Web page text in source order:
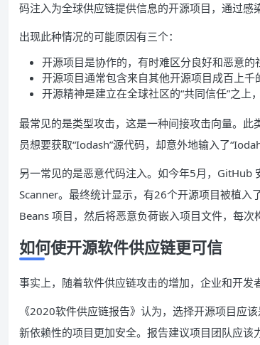
码注入为全球供应链提供信息的开源项目，通过感染
出现此种情况的可能原因有三个：
开源项目是协作的，有时难区分良好和恶意的
开源项目通常包含来自其他开源项目成百上千
开源精神是建立在全球社区的“共同信任”之上
最常见的是类型攻击，这是一种间接攻击向量。
员想要获取“Iodash”源代码，却意外地输入了
另一常见的是恶意代码注入。如今年5月，GitHub
Scanner。最终统计显示，有26个开源项目被植
Beans 项目，然后将恶意负荷嵌入项目文件，每次
如何使开源软件供应链更可信
事实上，随着软件供应链攻击的增加，企业和开发
《2020软件供应链报告》认为，选择开源项目应
新依赖性的项目更加安全。报告建议项目团队应